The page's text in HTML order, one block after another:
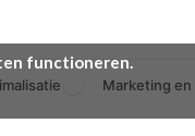
functioneren.
Marketing